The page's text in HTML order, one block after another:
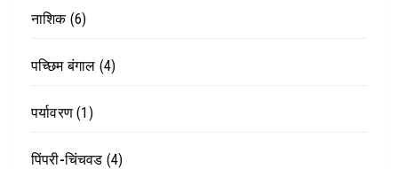
नाशिक(6)
पच्छिम बंगाल (4)
पर्यावरण (1)
पिंपरी-चिंचवड (4)